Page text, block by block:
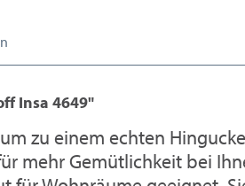
Insa 4649"
zu einem echten
mehr Gemütlichkeit bei